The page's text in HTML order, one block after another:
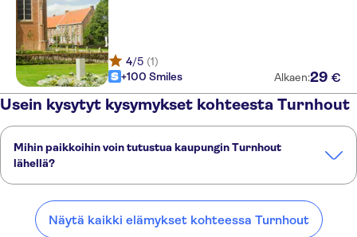
4/5 (1)
+100 Smiles
Alkaen:29 €
Usein kysytyt kysymykset kohteesta Turnhout
Mihin paikkoihin voin tutustua kaupungin Turnhout
lähellä?
lähellä:
Antwerpen - Merksem antwerp
Näytä kaikki elämykset kohteessa Turnhout